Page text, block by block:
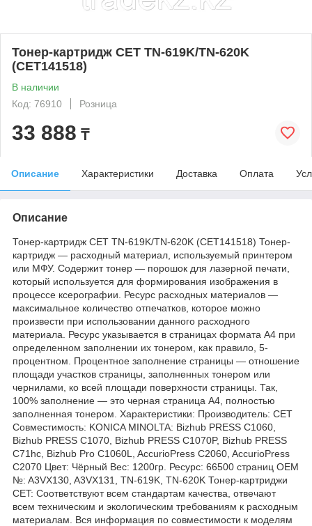
Тонер-картридж CET TN-619K/TN-620K
(CET141518)
В наличии
Код: 76910
Розница
33 888 ₸
Описание Характеристики Доставка Оплата
Описание
Тонер-картридж CET TN-619K/TN-620K (CET141518) Тонер-
картридж — расходный материал, используемый принтером
или МФУ. Содержит тонер — порошок для лазерной печати,
который используется для формирования изображения в
процессе ксерографии. Ресурс расходных материалов —
максимальное количество отпечатков, которое можно
произвести при использовании данного расходного
материала. Ресурс указывается в страницах формата А4 при
определенном заполнении их тонером, как правило, 5-
процентном. Процентное заполнение страницы — отношение
площади участков страницы, заполненных тонером или
чернилами, ко всей площади поверхности страницы. Так,
100% заполнение — это черная страница А4, полностью
заполненная тонером. Характеристики: Производитель: CET
Совместимость: KONICA MINOLTA: Bizhub PRESS C1060,
Bizhub PRESS C1070, Bizhub PRESS C1070P, Bizhub PRESS
C71hc, Bizhub Pro C1060L, AccurioPress C2060, AccurioPress
C2070 Цвет: Чёрный Вес: 1200гр. Ресурс: 66500 страниц OEM
№: A3VX130, A3VX131, TN-619K, TN-620K Тонер-картриджи
CET: Соответствуют всем стандартам качества, отвечают
всем техническим и экологическим требованиям к расходным
материалам. Вся информация по совместимости к моделям